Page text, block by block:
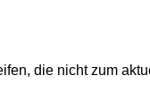
die nicht zum